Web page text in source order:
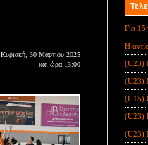
Κυριακή, 30 Μαρτίου 2025
και ώρα 13:00
Για
Η
(U23)
(U23)
(U15)
(U23)
(U23)